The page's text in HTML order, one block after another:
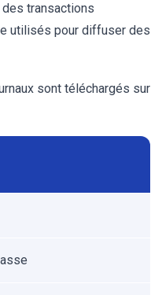
transactions
utilisés pour diffuser des
sont téléchargés sur